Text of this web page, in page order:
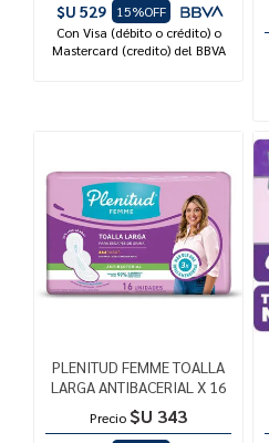
$U 529
15%OFF
Con Visa (débito o crédito) o
Mastercard (credito) del BBVA
PLENITUD FEMME TOALLA
LARGA ANTIBACERIAL X 16
Precio $U 343